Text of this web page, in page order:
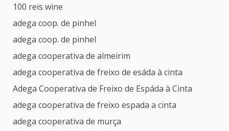
100 reis wine
adega coop. de pinhel
adega coop. de pinhel
adega cooperativa de almeirim
adega cooperativa de freixo de esáda à cinta
Adega Cooperativa de Freixo de Espáda à Cinta
adega cooperativa de freixo espada a cinta
adega cooperativa de murça